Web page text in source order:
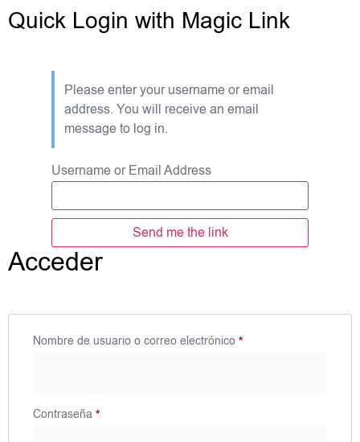
Quick Login with Magic Link
Please enter your username or email
address. You will receive an email
message to log in.
Username or Email Address
Acceder
Nombre de usuario o correo electrónico *
Contraseña *